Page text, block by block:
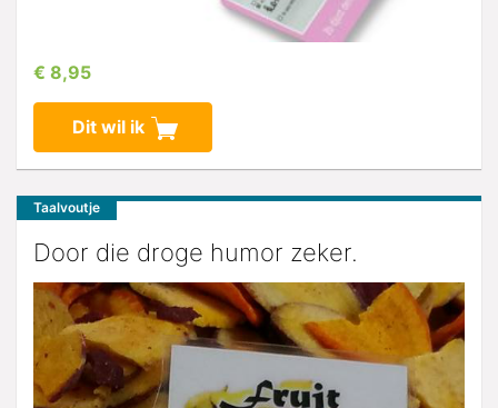
€ 8,95
Dit wil ik
Taalvoutje
Door die droge humor zeker.